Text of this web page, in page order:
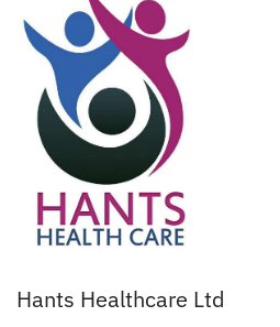
Hants Healthcare Ltd